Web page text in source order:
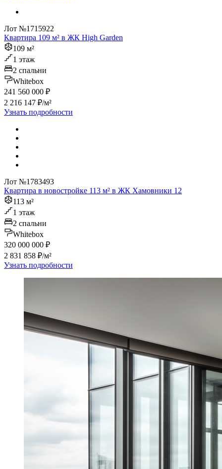
Лот №1715922
Квартира 109 м² в ЖК High Garden
109 м²
1 этаж
2 спальни
Whitebox
241 560 000 ₽
2 216 147 ₽/м²
Узнать подробности
Лот №1783493
Квартира в новостройке 113 м² в ЖК Хамовники 12
113 м²
1 этаж
2 спальни
Whitebox
320 000 000 ₽
2 831 858 ₽/м²
Узнать подробности